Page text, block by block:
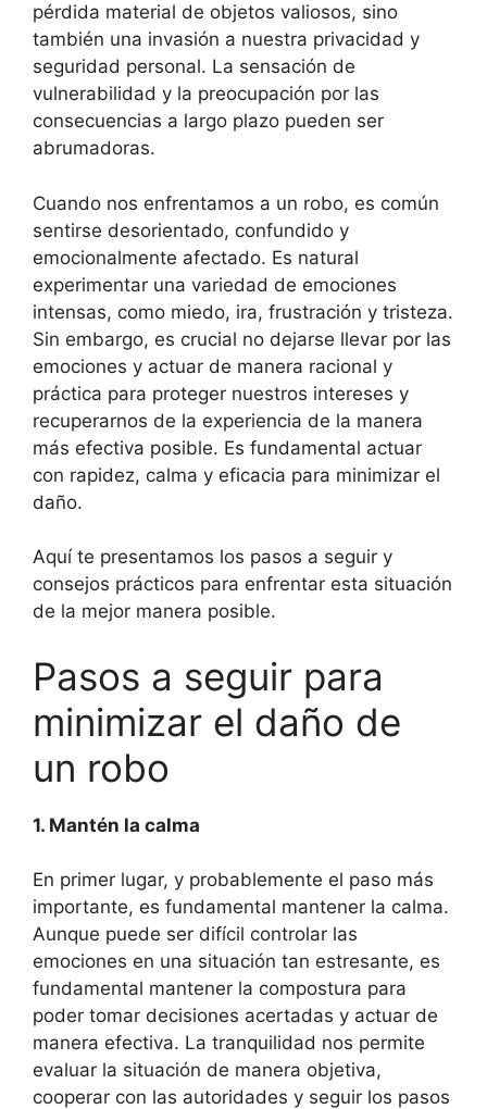
pérdida material de objetos valiosos, sino
también una invasión a nuestra privacidad y
seguridad personal. La sensación de
vulnerabilidad y la preocupación por las
consecuencias a largo plazo pueden ser
abrumadoras.
Cuando nos enfrentamos a un robo, es común
sentirse desorientado, confundido y
emocionalmente afectado. Es natural
experimentar una variedad de emociones
intensas, como miedo, ira, frustración y tristeza.
Sin embargo, es crucial no dejarse llevar por las
emociones y actuar de manera racional y
práctica para proteger nuestros intereses y
recuperarnos de la experiencia de la manera
más efectiva posible. Es fundamental actuar
con rapidez, calma y eficacia para minimizar el
daño.
Aquí te presentamos los pasos a seguir y
consejos prácticos para enfrentar esta situación
de la mejor manera posible.
Pasos a seguir para
minimizar el daño de
un robo
1. Mantén la calma
En primer lugar, y probablemente el paso más
importante, es fundamental mantener la calma.
Aunque puede ser difícil controlar las
emociones en una situación tan estresante, es
fundamental mantener la compostura para
poder tomar decisiones acertadas y actuar de
manera efectiva. La tranquilidad nos permite
evaluar la situación de manera objetiva,
cooperar con las autoridades y seguir los pasos